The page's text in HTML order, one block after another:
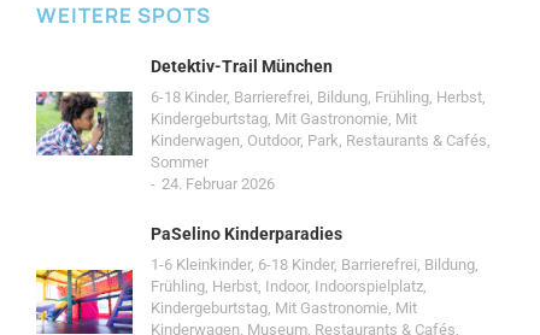
WEITERE SPOTS
Detektiv-Trail München
6-18 Kinder, Barrierefrei, Bildung, Frühling, Herbst,
Kindergeburtstag, Mit Gastronomie, Mit
Kinderwagen, Outdoor, Park, Restaurants & Cafés,
Sommer
24. Februar 2026
PaSelino Kinderparadies
1-6 Kleinkinder, 6-18 Kinder, Barrierefrei, Bildung,
Frühling, Herbst, Indoor, Indoorspielplatz,
Kindergeburtstag, Mit Gastronomie, Mit
Kinderwagen, Museum, Restaurants & Cafés,